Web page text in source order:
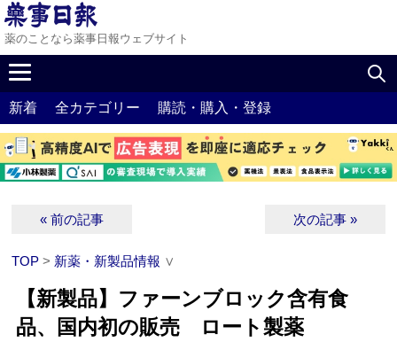
薬のことなら薬事日報ウェブサイト
新着 全カテゴリー 購読・購入・登録
« 前の記事 次の記事 »
TOP > 新薬・新製品情報 ∨
【新製品】ファーンブロック含有食
品、国内初の販売 ロート製薬